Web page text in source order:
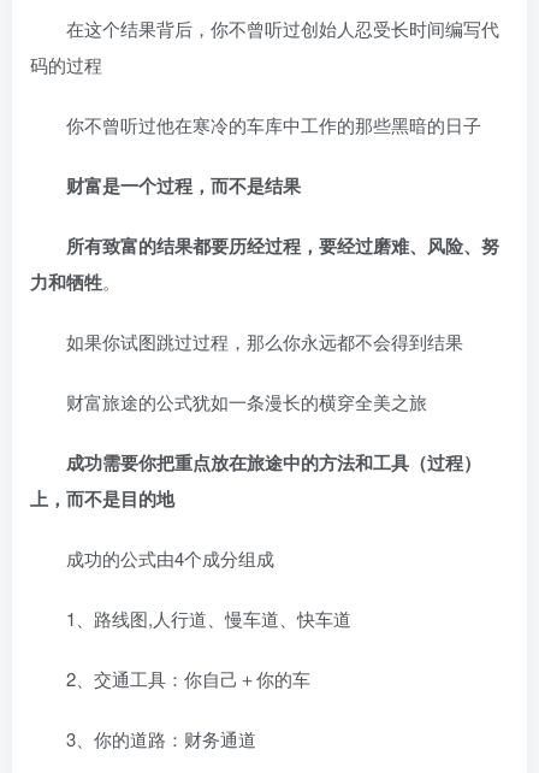
在这个结果背后，你不曾听过创始人忍受长时间编写代
码的过程
你不曾听过他在寒冷的车库中工作的那些黑暗的日子
财富是一个过程，而不是结果
所有致富的结果都要历经过程，要经过磨难、风险、努
力和牺牲。
如果你试图跳过过程，那么你永远都不会得到结果
财富旅途的公式犹如一条漫长的横穿全美之旅
成功需要你把重点放在旅途中的方法和工具（过程）
上，而不是目的地
成功的公式由4个成分组成
1、路线图,人行道、慢车道、快车道
2、交通工具：你自己＋你的车
3、你的道路：财务通道